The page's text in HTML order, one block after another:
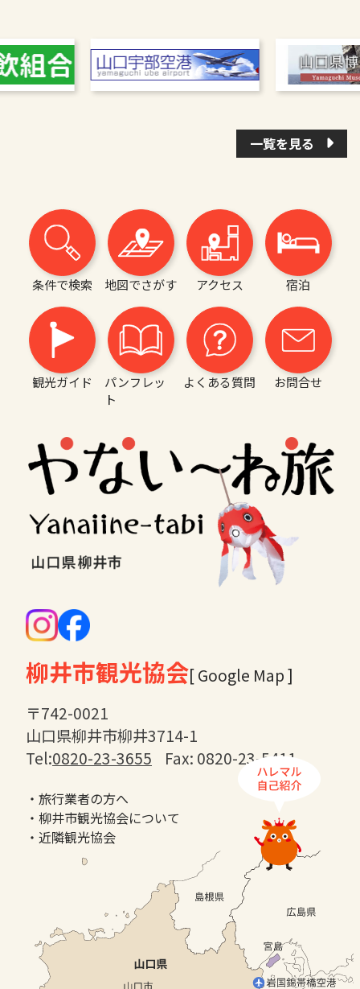
一覧を見る
条件で検索 地図でさがす アクセス 宿泊
観光ガイド
パンフレッ
ト
よくある質問 お問合せ
柳井市観光協会[ Google Map ]
〒742-0021
山口県柳井市柳井3714-1
Tel:0820-23-3655 Fax: 0820-23-5411
・旅行業者の方へ
・柳井市観光協会について
・近隣観光協会